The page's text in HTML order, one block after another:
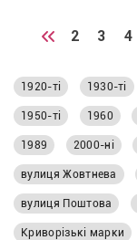
2 3 4
1920-ті 1930-ті
1950-ті 1960
1989 2000-ні
вулиця Жовтнева
вулиця Поштова
Криворізькі марки